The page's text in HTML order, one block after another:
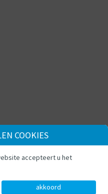
COOKIES
accepteert u het
akkoord